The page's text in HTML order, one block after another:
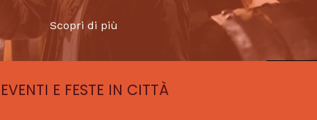
Scopri di più
EVENTI E FESTE IN CITTÀ